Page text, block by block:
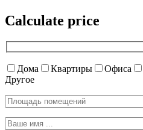
Calculate price
Дома Квартиры Офиса
Другое